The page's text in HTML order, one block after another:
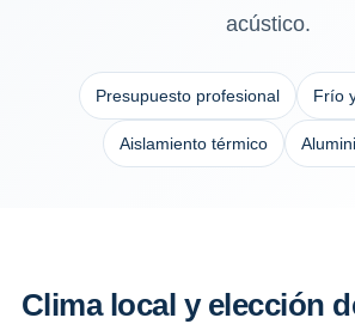
acústico.
Presupuesto profesional Frío
Aislamiento térmico
Clima local y elección